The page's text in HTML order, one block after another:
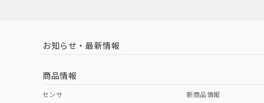
l: 55mm以上、φd: 170mm以上、D: 55mm以上、m:
検出領域
中国 RoHS 注意事項・凡例
中国 RoHS表
（イギリス
（ノルウェー
お知らせ・最新情報
商品情報
センサ
新商品情報